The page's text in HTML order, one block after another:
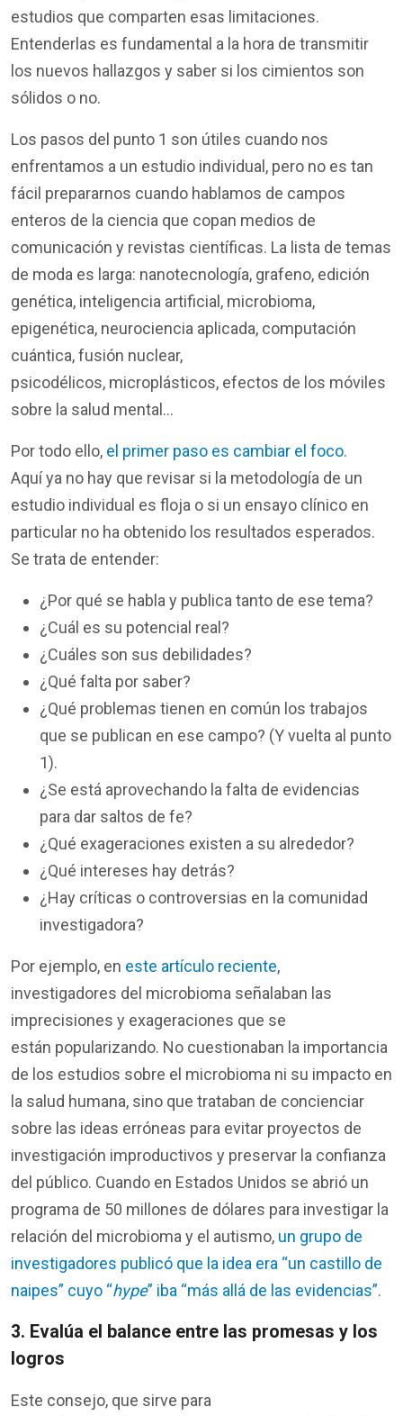
estudios que comparten esas limitaciones.
Entenderlas es fundamental a la hora de transmitir
los nuevos hallazgos y saber si los cimientos son
sólidos o no.
Los pasos del punto 1 son útiles cuando nos
enfrentamos a un estudio individual, pero no es tan
fácil prepararnos cuando hablamos de campos
enteros de la ciencia que copan medios de
comunicación y revistas científicas. La lista de temas
de moda es larga: nanotecnología, grafeno, edición
genética, inteligencia artificial, microbioma,
epigenética, neurociencia aplicada, computación
cuántica, fusión nuclear,
psicodélicos, microplásticos, efectos de los móviles
sobre la salud mental…
Por todo ello, el primer paso es cambiar el foco.
Aquí ya no hay que revisar si la metodología de un
estudio individual es floja o si un ensayo clínico en
particular no ha obtenido los resultados esperados.
Se trata de entender:
¿Por qué se habla y publica tanto de ese tema?
¿Cuál es su potencial real?
¿Cuáles son sus debilidades?
¿Qué falta por saber?
¿Qué problemas tienen en común los trabajos
que se publican en ese campo? (Y vuelta al punto
1).
¿Se está aprovechando la falta de evidencias
para dar saltos de fe?
¿Qué exageraciones existen a su alrededor?
¿Qué intereses hay detrás?
¿Hay críticas o controversias en la comunidad
investigadora?
Por ejemplo, en este artículo reciente,
investigadores del microbioma señalaban las
imprecisiones y exageraciones que se
están popularizando. No cuestionaban la importancia
de los estudios sobre el microbioma ni su impacto en
la salud humana, sino que trataban de concienciar
sobre las ideas erróneas para evitar proyectos de
investigación improductivos y preservar la confianza
del público. Cuando en Estados Unidos se abrió un
programa de 50 millones de dólares para investigar la
relación del microbioma y el autismo, un grupo de
investigadores publicó que la idea era “un castillo de
naipes” cuyo “hype” iba “más allá de las evidencias”.
3. Evalúa el balance entre las promesas y los
logros
Este consejo, que sirve para